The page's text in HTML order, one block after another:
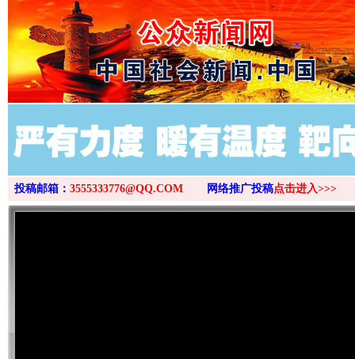
>
投稿邮箱： 3555333776@QQ.COM 网络推广投稿点击进入>>>